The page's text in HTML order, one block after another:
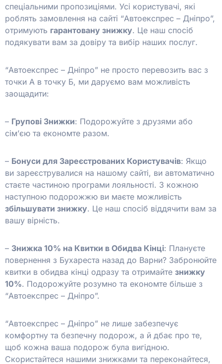
спеціальними пропозиціями. Усі користувачі, які
роблять замовлення на сайті “Автоекспрес – Дніпро”,
отримують гарантовану знижку. Це наш спосіб
подякувати вам за довіру та вибір наших послуг.
“Автоекспрес – Дніпро” не просто перевозить вас з
точки А в точку Б, ми даруємо вам можливість
заощадити:
– Групові Знижки: Подорожуйте з друзями або
сім’єю та економте разом.
– Бонуси для Зареєстрованих Користувачів: Якщо
ви зареєструвалися на нашому сайті, ви автоматично
стаєте частиною програми лояльності. З кожною
наступною подорожжю ви маєте можливість
збільшувати знижку. Це наш спосіб віддячити вам за
вашу вірність.
– Знижка 10% на Квитки в Обидва Кінці: Плануєте
повернення з Бухареста назад до Варни? Забронюйте
квитки в обидва кінці одразу та отримайте знижку
10%. Подорожуйте розумно та економте більше з
“Автоекспрес – Дніпро”.
“Автоекспрес – Дніпро” не лише забезпечує
комфортну та безпечну подорож, а й дбає про те,
щоб кожна ваша подорож була вигідною.
Скористайтеся нашими знижками та переконайтеся,